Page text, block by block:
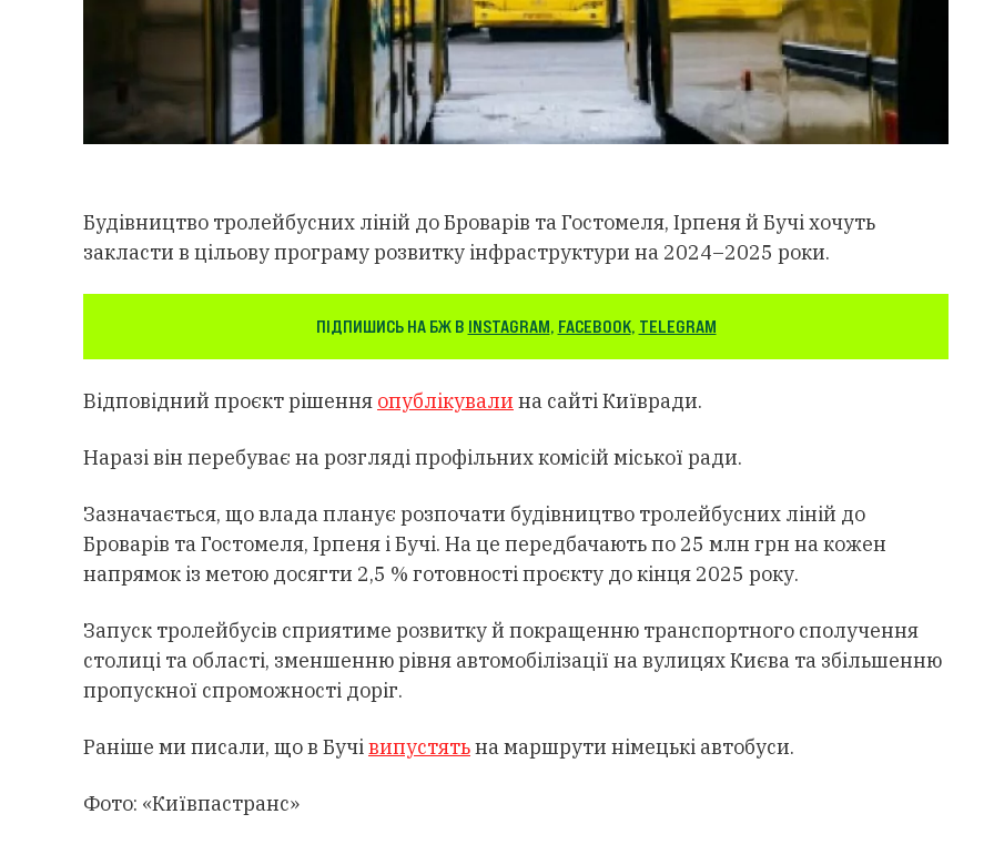
Будівництво тролейбусних ліній до Броварів та Гостомеля, Ірпеня й Бучі хочуть
закласти в цільову програму розвитку інфраструктури на 2024–2025 роки.
ПІДПИШИСЬ НА БЖ В INSTAGRAM, FACEBOOK, TELEGRAM
Відповідний проєкт рішення опублікували на сайті Київради.
Наразі він перебуває на розгляді профільних комісій міської ради.
Зазначається, що влада планує розпочати будівництво тролейбусних ліній до
Броварів та Гостомеля, Ірпеня і Бучі. На це передбачають по 25 млн грн на кожен
напрямок із метою досягти 2,5 % готовності проєкту до кінця 2025 року.
Запуск тролейбусів сприятиме розвитку й покращенню транспортного сполучення
столиці та області, зменшенню рівня автомобілізації на вулицях Києва та збільшенню
пропускної спроможності доріг.
Раніше ми писали, що в Бучівипустятьна маршрути німецькі автобуси.
Фото: «Київпастранс»